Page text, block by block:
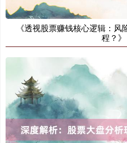
《透视股票赚钱核心逻辑：
程？》